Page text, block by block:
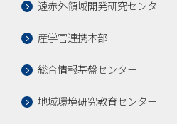
遠赤外領域開発研究センター
産学官連携本部
総合情報基盤センター
地域環境研究教育センター